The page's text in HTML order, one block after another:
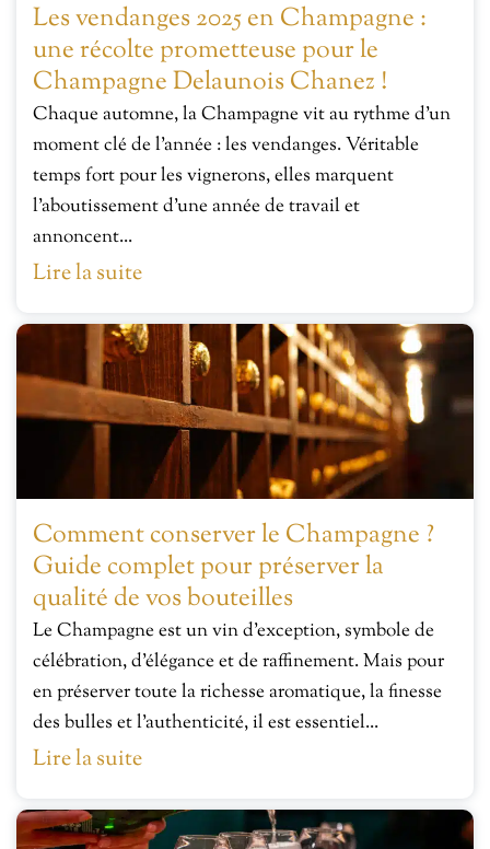
Les vendanges 2025 en Champagne :
une récolte prometteuse pour le
Champagne Delaunois Chanez !
Chaque automne, la Champagne vit au rythme d’un
moment clé de l’année : les vendanges. Véritable
temps fort pour les vignerons, elles marquent
l’aboutissement d’une année de travail et
annoncent...
Lire la suite
Comment conserver le Champagne ?
Guide complet pour préserver la
qualité de vos bouteilles
Le Champagne est un vin d’exception, symbole de
célébration, d’élégance et de raffinement. Mais pour
en préserver toute la richesse aromatique, la finesse
des bulles et l’authenticité, il est essentiel...
Lire la suite